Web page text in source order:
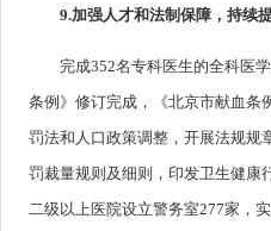
9.加强人才和法制保障，持续
完成352名专科医生的全科医
条例》修订完成，《北京市献血条
罚法和人口政策调整，开展法规规
罚裁量规则及细则，印发卫生健康
二级以上医院设立警务室277家，